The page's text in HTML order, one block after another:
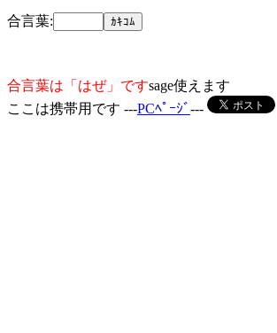
合言葉:
合言葉は「はぜ」ですsage使えます
ここは携帯用です ---PCﾍﾟｰｼﾞ---